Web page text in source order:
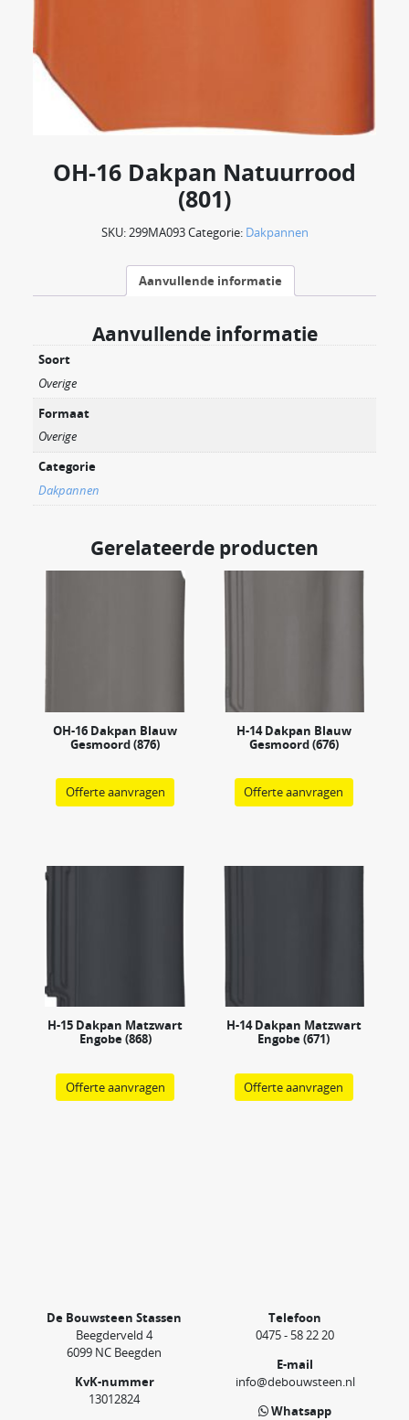
OH-16 Dakpan Natuurrood
(801)
SKU:299MA093Categorie: Dakpannen
Aanvullende informatie
Aanvullende informatie
Soort
Overige
Formaat
Overige
Categorie
Dakpannen
Gerelateerde producten
OH-16 Dakpan Blauw
Gesmoord (876)
Offerte aanvragen
H-14 Dakpan Blauw
Gesmoord (676)
Offerte aanvragen
H-15 Dakpan Matzwart
Engobe (868)
Offerte aanvragen
H-14 Dakpan Matzwart
Engobe (671)
Offerte aanvragen
De Bouwsteen Stassen
Beegderveld 4
6099 NC Beegden
KvK-nummer
13012824
Telefoon
0475 - 58 22 20
E-mail
info@debouwsteen.nl
Whatsapp